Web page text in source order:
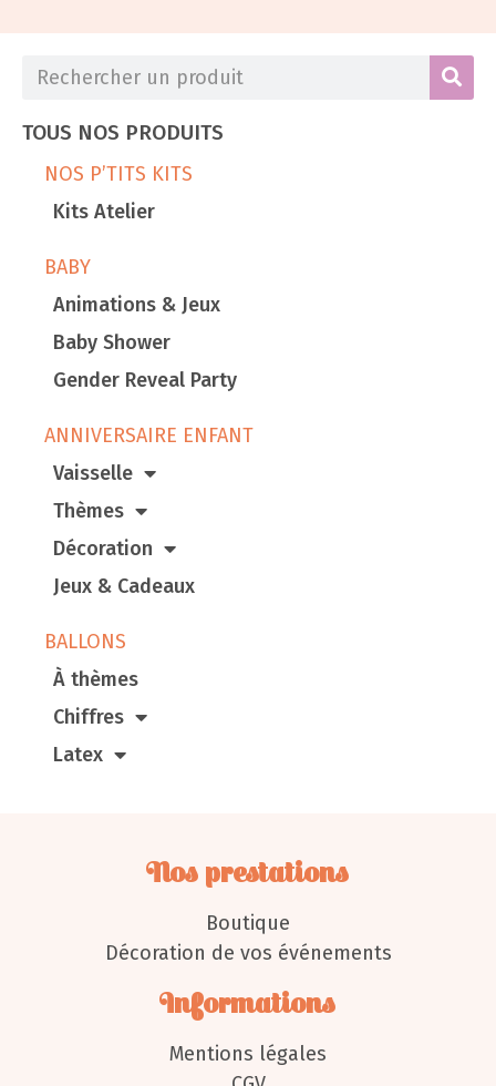
TOUS NOS PRODUITS
NOS P’TITS KITS
Kits Atelier
BABY
Animations & Jeux
Baby Shower
Gender Reveal Party
ANNIVERSAIRE ENFANT
Vaisselle
Thèmes
Décoration
Jeux & Cadeaux
BALLONS
À thèmes
Chiffres
Latex
Nos prestations
Boutique
Décoration de vos événements
Informations
Mentions légales